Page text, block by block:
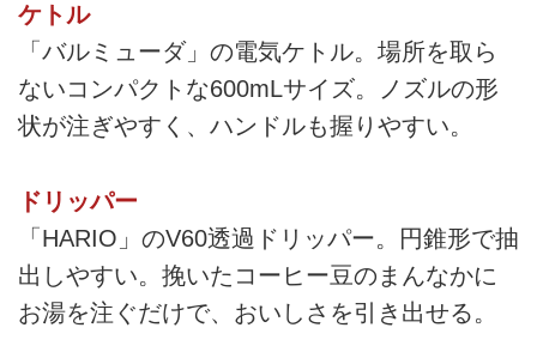
ケトル
「バルミューダ」の電気ケトル。場所を取ら
ないコンパクトな600mLサイズ。ノズルの形
状が注ぎやすく、ハンドルも握りやすい。
ドリッパー
「HARIO」のV60透過ドリッパー。円錐形で抽
出しやすい。挽いたコーヒー豆のまんなかに
お湯を注ぐだけで、おいしさを引き出せる。